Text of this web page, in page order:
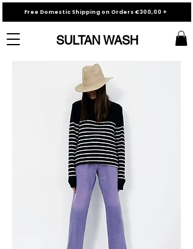
SULTAN WASH
Free Domestic Shipping on Orders €300,00 +